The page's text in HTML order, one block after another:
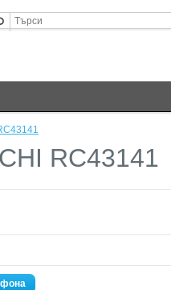
RC43141